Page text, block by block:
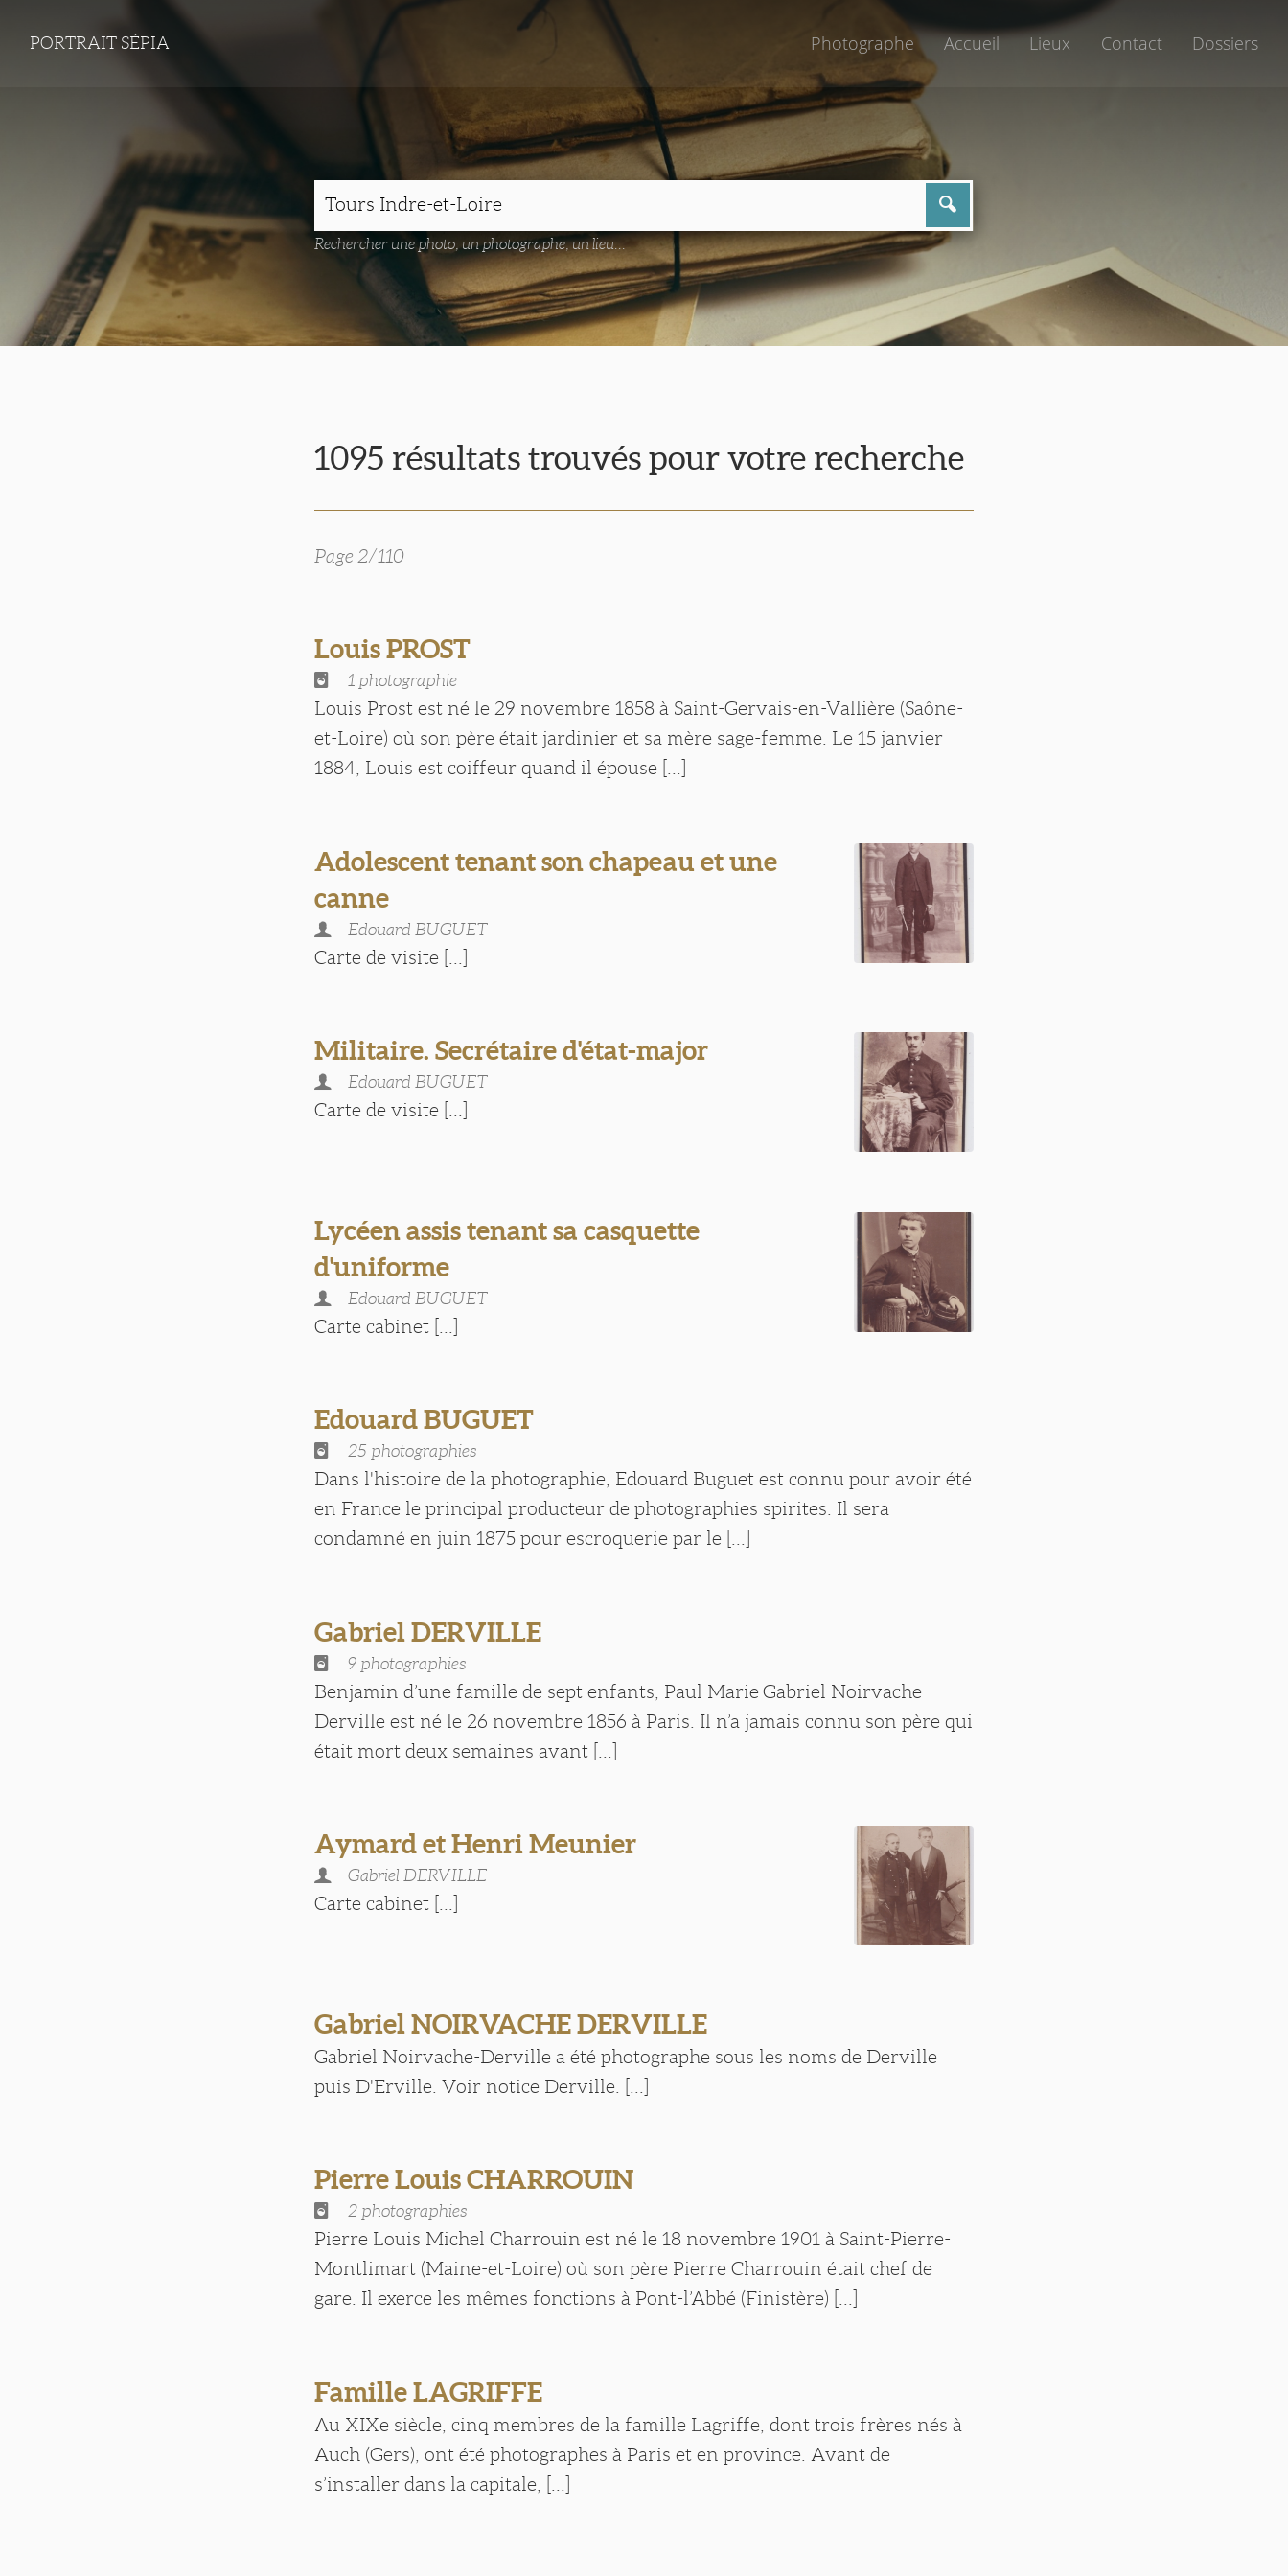
PORTRAIT SÉPIA Photographe Accueil Lieux Contact Dossiers
Rechercher une photo, un photographe, un lieu...
1095 résultats trouvés pour votre recherche
Page 2/110
Louis PROST
1 photographie
Louis Prost est né le 29 novembre 1858 à Saint-Gervais-en-Vallière (Saône-
et-Loire) où son père était jardinier et sa mère sage-femme. Le 15 janvier
1884, Louis est coiffeur quand il épouse [...]
Adolescent tenant son chapeau et une
canne
Edouard BUGUET
Carte de visite [...]
Militaire. Secrétaire d'état-major
Edouard BUGUET
Carte de visite [...]
Lycéen assis tenant sa casquette
d'uniforme
Edouard BUGUET
Carte cabinet [...]
Edouard BUGUET
25 photographies
Dans l'histoire de la photographie, Edouard Buguet est connu pour avoir été
en France le principal producteur de photographies spirites. Il sera
condamné en juin 1875 pour escroquerie par le [...]
Gabriel DERVILLE
9 photographies
Benjamin d’une famille de sept enfants, Paul Marie Gabriel Noirvache
Derville est né le 26 novembre 1856 à Paris. Il n’a jamais connu son père qui
était mort deux semaines avant [...]
Aymard et Henri Meunier
Gabriel DERVILLE
Carte cabinet [...]
Gabriel NOIRVACHE DERVILLE
Gabriel Noirvache-Derville a été photographe sous les noms de Derville
puis D'Erville. Voir notice Derville. [...]
Pierre Louis CHARROUIN
2 photographies
Pierre Louis Michel Charrouin est né le 18 novembre 1901 à Saint-Pierre-
Montlimart (Maine-et-Loire) où son père Pierre Charrouin était chef de
gare. Il exerce les mêmes fonctions à Pont-l’Abbé (Finistère) [...]
Famille LAGRIFFE
Au XIXe siècle, cinq membres de la famille Lagriffe, dont trois frères nés à
Auch (Gers), ont été photographes à Paris et en province. Avant de
s’installer dans la capitale, [...]